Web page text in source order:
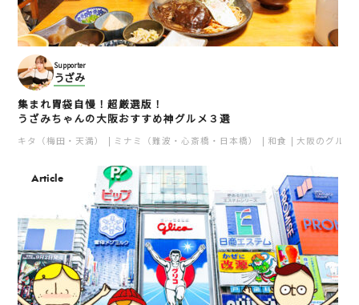
Supporter
うざみ
集まれ胃袋自慢！超厳選版！
うざみちゃんの大阪おすすめ神グルメ３選
キタ（梅田・天満） ミナミ（難波・心斎橋・日本橋） 和食 大阪のグルメ
Article